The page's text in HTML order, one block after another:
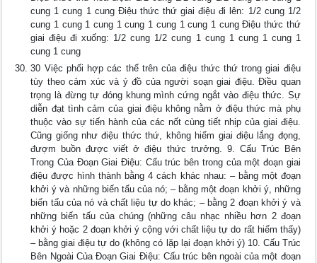
cung 1 cung 1 cung Điệu thức thứ giai điệu đi lên: 1/2 cung 1/2
cung 1 cung 1 cung 1 cung 1 cung 1 cung 1 cung Điệu thức thứ
giai điệu đi xuống: 1/2 cung 1/2 cung 1 cung 1 cung 1 cung 1
cung 1 cung
30 Việc phối hợp các thể trên của điệu thức thứ trong giai điệu
tùy theo cảm xúc và ý đồ của người soạn giai điệu. Điều quan
trọng là đừng tự đóng khung mình cứng ngắt vào điệu thức. Sự
diễn đạt tình cảm của giai điệu không nằm ở điệu thức mà phụ
thuộc vào sự tiến hành của các nốt cùng tiết nhịp của giai điệu.
Cũng giống như điệu thức thứ, không hiếm giai điệu lắng đọng,
đượm buồn được viết ở điệu thức trưởng. 9. Cấu Trúc Bên
Trong Của Đoạn Giai Điệu: Cấu trúc bên trong của một đoạn giai
điệu được hình thành bằng 4 cách khác nhau: – bằng một đoạn
khởi ý và những biến tấu của nó; – bằng một đoạn khởi ý, những
biến tấu của nó và chất liệu tự do khác; – bằng 2 đoạn khởi ý và
những biến tấu của chúng (những câu nhạc nhiều hơn 2 đoạn
khởi ý hoặc 2 đoạn khởi ý cộng với chất liệu tự do rất hiếm thấy)
– bằng giai điệu tự do (không có lặp lại đoạn khởi ý) 10. Cấu Trúc
Bên Ngoài Của Đoạn Giai Điệu: Cấu trúc bên ngoài của một đoạn